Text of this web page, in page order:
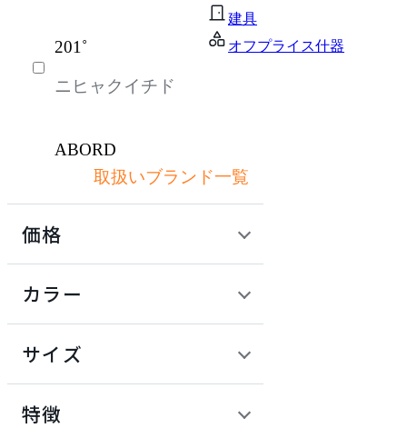
建具
オフプライス什器
インテリア雑貨
ライト・照明
キッチン家電
オフプライス什器
201˚
ニヒャクイチド
ABORD
アボール
アクメファニチャー
ADAL
取扱いブランド一覧
価格
カラー
サイズ
特徴